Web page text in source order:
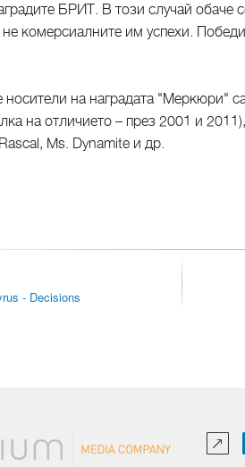
БРИТ. В този случай обаче
комерсиалните им успехи.
на наградата "Меркюри"
на отличието – през 2001 и
Ms. Dynamite и др.
- Decisions